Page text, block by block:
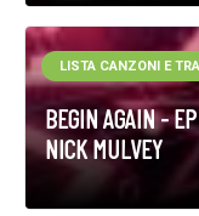
BEGIN AGAIN - EP
NICK MULVEY
LISTA CANZONI E